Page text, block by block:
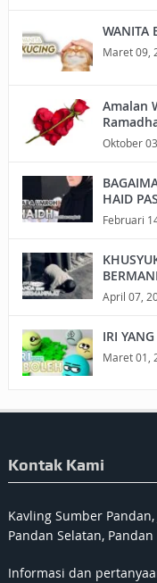
WANITA
Maret 09,
Amalan
Oktober
HAID
Februari
April 07,
IRI
Maret 01,
Kontak Kami
Kavling Sumber
Pandan Selatan,
Informasi dan